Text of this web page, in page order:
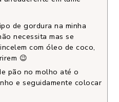
de gordura na minha
necessita mas se
com óleo de coco,
😉
pão no molho até o
e seguidamente colocar